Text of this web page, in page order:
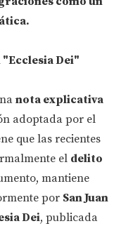
Dei"
nota explicativa
adoptada por el
que las recientes
el delito
mantiene
por San Juan
Dei, publicada